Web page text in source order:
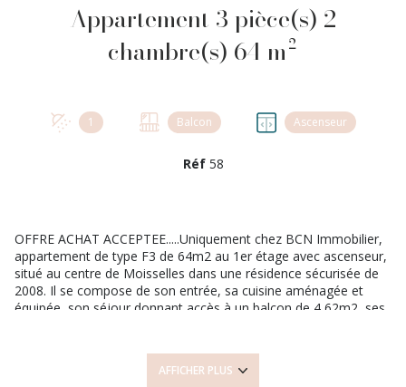
Appartement 3 pièce(s) 2
chambre(s) 64 m²
1 Balcon Ascenseur
Réf 58
OFFRE ACHAT ACCEPTEE.....Uniquement chez BCN Immobilier,
appartement de type F3 de 64m2 au 1er étage avec ascenseur,
situé au centre de Moisselles dans une résidence sécurisée de
2008. Il se compose de son entrée, sa cuisine aménagée et
équipée, son séjour donnant accès à un balcon de 4,62m2, ses
227 000€ (honoraires à la charge du vendeur) vente d'un lot
AFFICHER PLUS